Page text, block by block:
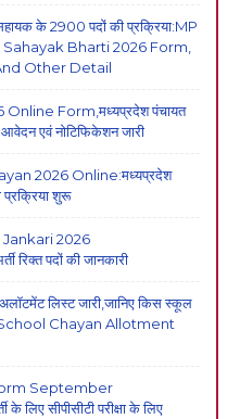
के 2900 पदों की प्रक्रिया:MP
Bharti 2026 Form,
Other Detail
Form,मध्यप्रदेश पंचायत
एवं नोटिफिकेशन जारी
2026 Online:मध्यप्रदेश
प्रक्रिया शुरू
2026
रिक्त पदों की जानकारी
लिस्ट जारी,जानिए किस स्कूल
Chayan Allotment
September
लिए सीपीसीटी परीक्षा के लिए